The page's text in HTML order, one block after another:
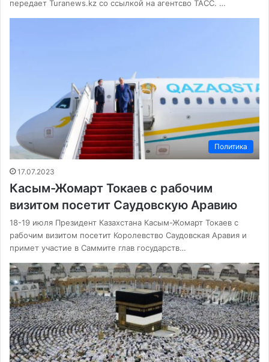
передает Turanews.kz со ссылкой на агентсво ТАСС. …
Политика
17.07.2023
Касым-Жомарт Токаев с рабочим
визитом посетит Саудовскую Аравию
18-19 июля Президент Казахстана Касым-Жомарт Токаев с
рабочим визитом посетит Королевство Саудовская Аравия и
примет участие в Саммите глав государств…